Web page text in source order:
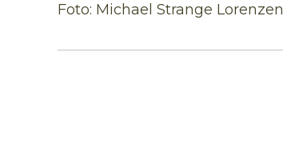
Foto: Michael Strange Lorenzen